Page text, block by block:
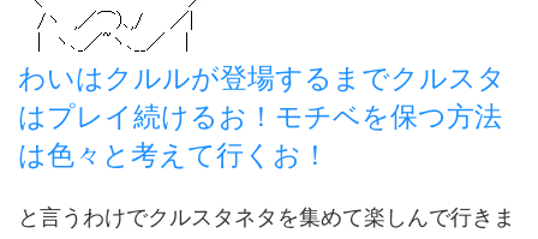
わいはクルルが登場するまでクルスタ
はプレイ続けるお！モチベを保つ方法
は色々と考えて行くお！
と言うわけでクルスタネタを集めて楽しんで行きま